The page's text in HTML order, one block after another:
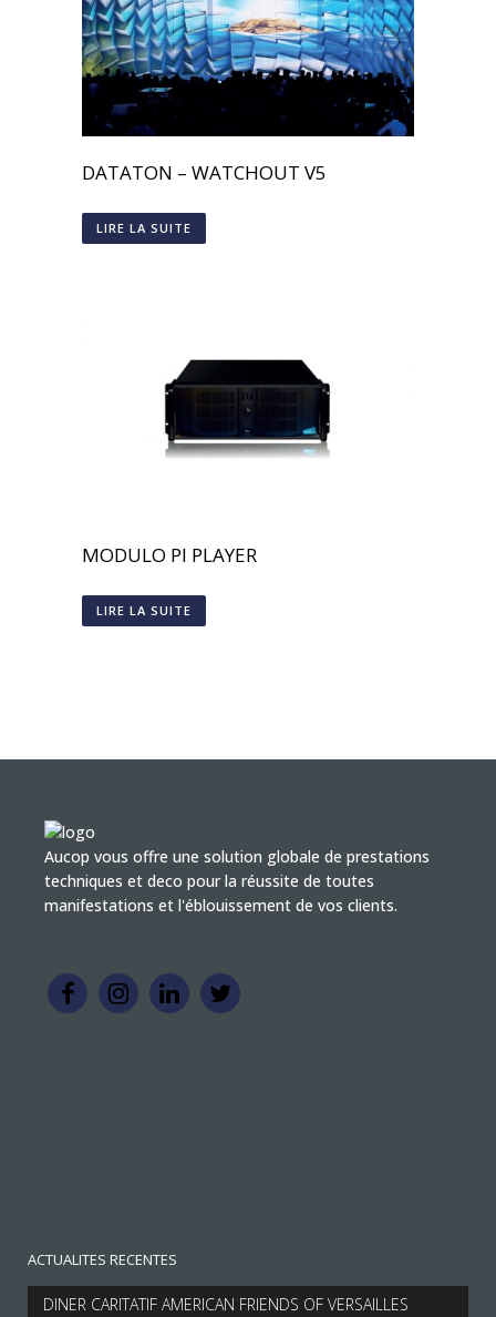
DATATON – WATCHOUT V5
LIRE LA SUITE
MODULO PI PLAYER
LIRE LA SUITE
Aucop vous offre une solution globale de prestations
techniques et deco pour la réussite de toutes
manifestations et l'éblouissement de vos clients.
ACTUALITES RECENTES
DINER CARITATIF AMERICAN FRIENDS OF VERSAILLES